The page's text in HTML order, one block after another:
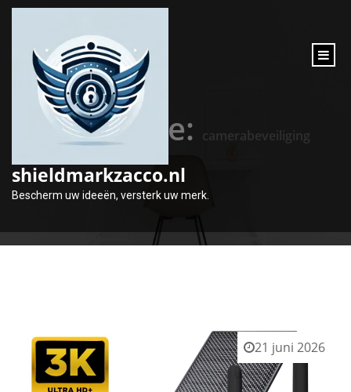
inhoud
shieldmarkzacco.nl
Bescherm uw ideeën, versterk uw merk.
Categorie: camerabeveiliging
21 juni 2026